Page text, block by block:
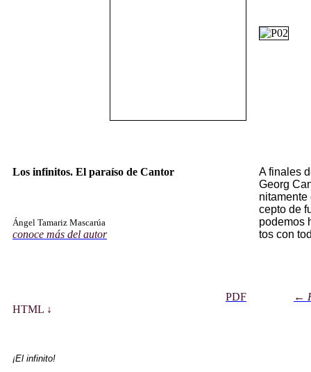
Los infinitos. El paraíso de Cantor
A fi­na­les
Georg
cep­to de
po­de­mos
tos con
Ángel Tamariz Mascarúa
conoce más del autor
HTML ↓
PDF ←
¡El infinito!